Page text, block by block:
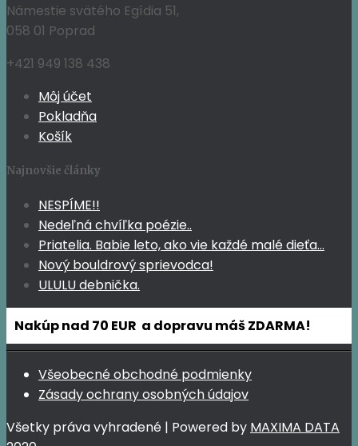
Námestie svätého Egídia 51,
058 01 Poprad
+421 949 138 438
Môj účet
Pokladňa
Košík
Najnovšie články
NESPÍME!!
Nedeľná chvíľka poézie..
Priatelia. Babie leto, ako vie každé malé dieťa…
Nový bouldrový sprievodca!
ULULU debnička.
Nakúp nad 70 EUR a dopravu máš ZDARMA!
Všeobecné obchodné podmienky
Zásady ochrany osobných údajov
Všetky práva vyhradené | Powered by MAXIMA DATA